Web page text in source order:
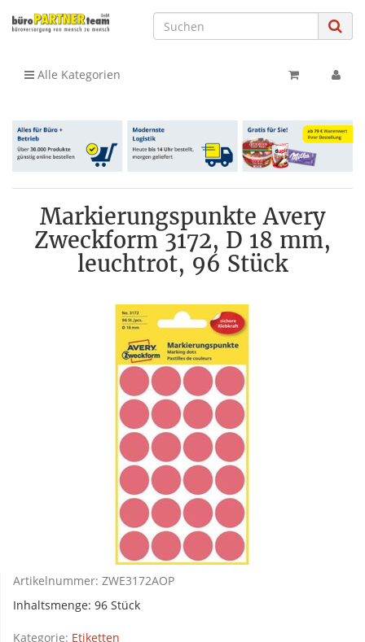
Alle Kategorien
Markierungspunkte Avery
Zweckform 3172, D 18 mm,
leuchtrot, 96 Stück
Artikelnummer: ZWE3172AOP
Inhaltsmenge: 96 Stück
Kategorie: Etiketten